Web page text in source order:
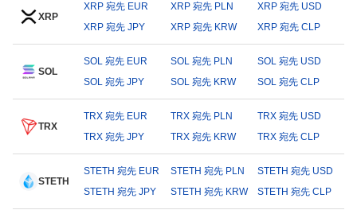
XRP
XRP 宛先 EUR XRP 宛先 PLN
XRP 宛先 USD
XRP 宛先 JPY
XRP 宛先 KRW XRP 宛先 CLP
SOL
SOL 宛先 EUR SOL 宛先 PLN
SOL 宛先 USD
SOL 宛先 JPY
SOL 宛先 KRW SOL 宛先 CLP
TRX
TRX 宛先 EUR TRX 宛先 PLN
TRX 宛先 USD
TRX 宛先 JPY
TRX 宛先 KRW TRX 宛先 CLP
STETH
STETH 宛先 EUR STETH 宛先 PLN
STETH 宛先 USD
STETH 宛先 JPY
STETH 宛先 KRW STETH 宛先 CLP